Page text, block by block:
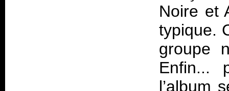
Noire et
typique.
groupe
Enfin...
l’album